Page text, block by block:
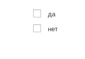
да
нет